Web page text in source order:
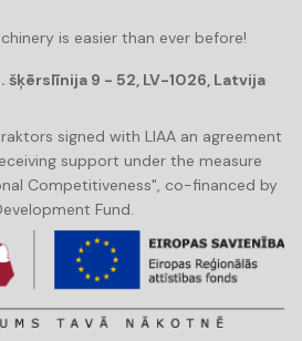
is easier than ever before!
šķērslīnija 9 - 52, LV-1026, Latvija
signed with LIAA an agreement
support under the measure
Competitiveness", co-financed by
Fund.